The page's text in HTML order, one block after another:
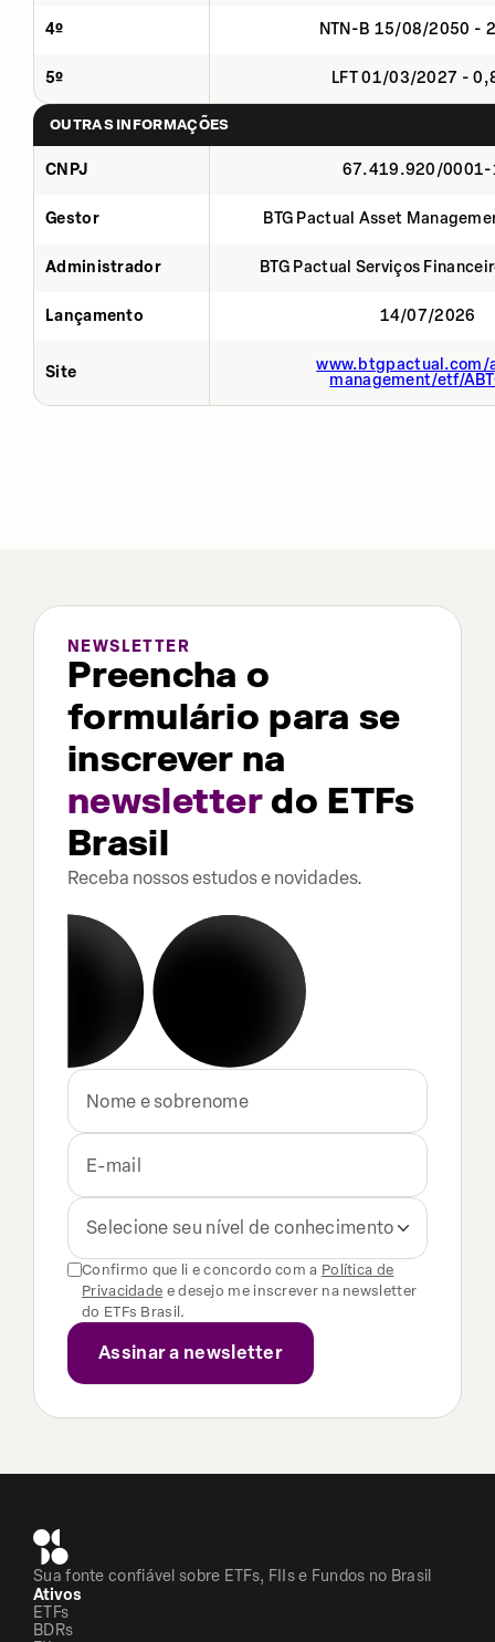
4º NTN-B 15/08/2050 -
5º LFT 01/03/2027 -
OUTRAS INFORMAÇÕES
CNPJ 67.419.920/0001-
Gestor BTG Pactual Asset
Administrador BTG Pactual Serviços
Lançamento 14/07/2026
Site
www.btgpactual.com/
management/etf/
NEWSLETTER
Preencha o
formulário para se
inscrever na
newsletterdo ETFs
Brasil
Receba nossos estudos e novidades.
Selecione seu nível de conhecimento
Confirmo que li e concordo com a Política de
Privacidade e desejo me inscrever na newsletter
do ETFs Brasil.
Sua fonte confiável sobre ETFs, FIIs e Fundos no Brasil
Ativos
ETFs
BDRs